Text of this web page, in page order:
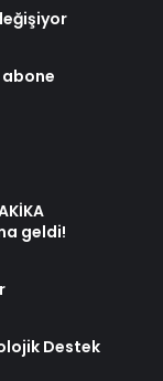
abone
geldi!
Destek